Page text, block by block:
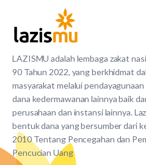
LAZISMU adalah lembaga zakat
90 Tahun 2022, yang berkhidmat
masyarakat melalui
dana kedermawanan lainnya baik
perusahaan dan instansi lainnya.
bentuk dana yang bersumber dari
2010 Tentang Pencegahan dan
Pencucian Uang